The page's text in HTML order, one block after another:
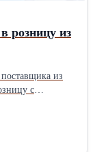
розницу из
из
с
ключ ✔️
никаких